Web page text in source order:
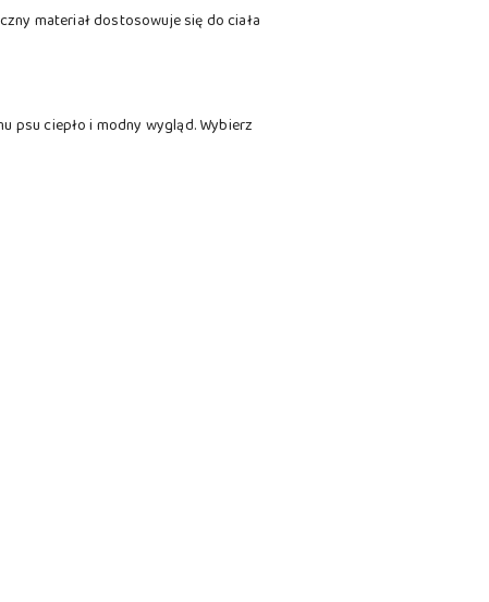
materiał dostosowuje się do ciała
psu ciepło i modny wygląd. Wybierz